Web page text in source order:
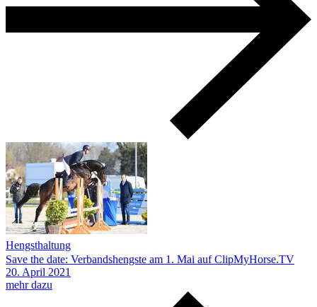
Hengsthaltung
Save the date: Verbandshengste am 1. Mai auf ClipMyHorse.TV
20. April 2021
mehr dazu